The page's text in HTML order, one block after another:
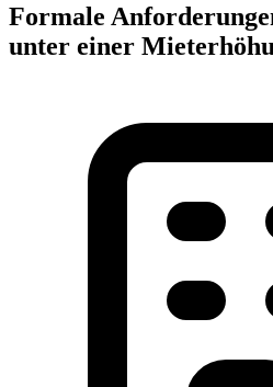
Formale
unter einer